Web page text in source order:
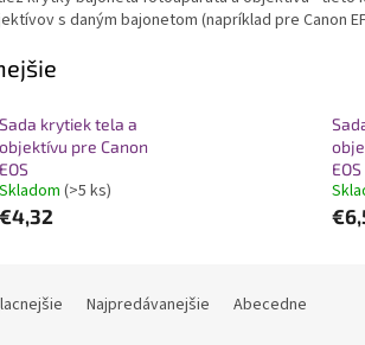
s daným bajonetom (napríklad pre Canon
Sada krytiek tela a
objektívu pre Canon
EOS
Skladom (>5 ks)
€4,32
EOS
Najpredávanejšie Abecedne